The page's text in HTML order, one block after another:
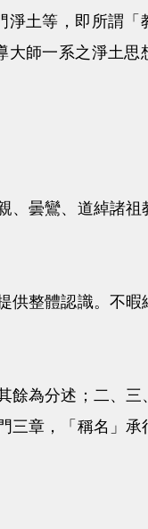
土等，即所謂「
師一系之淨土思
、曇鸞、道綽諸
整體認識。不暇
餘為分述；二、
章，「稱名」承